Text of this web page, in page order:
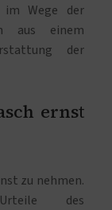
im Wege der
aus einem
der
ernst
zu nehmen.
des